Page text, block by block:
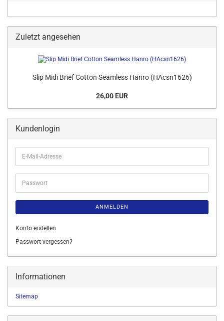
Zuletzt angesehen
Slip Midi Brief Cotton Seamless Hanro (HAcsn1626)
26,00 EUR
Kundenlogin
E-
Mail-
Adresse
Passwort
ANMELDEN
Konto erstellen
Passwort vergessen?
Informationen
Sitemap